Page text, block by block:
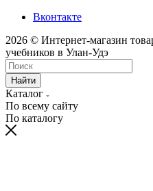
Вконтакте
2026 © Интернет-магазин
учебников в Улан-Удэ
Найти
Каталог
По всему сайту
По каталогу